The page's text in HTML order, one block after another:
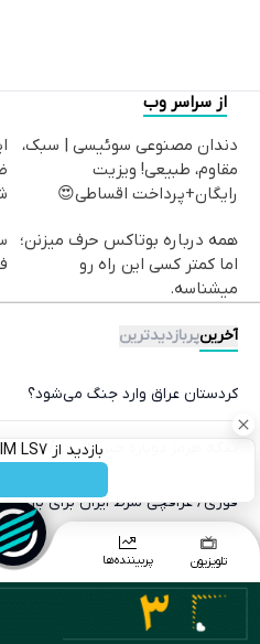
از سراسر وب
دندان مصنوعی سوئیسی | سبک،
مقاوم، طبیعی! ویزیت
رایگان+پرداخت اقساطی😍
همه درباره بوتاکس حرف میزنن؛
اما کمتر کسی این راه رو
میشناسه.
آخرینپربازدیدترین
کردستان عراق وارد جنگ می‌شود؟
تنگه هرمز دوباره خبرساز شد/
فوری/ عراقچی شرط ایران برای
جزئیات
قیمت لبنیات سر به فلک کشید
تلویزیون پربیننده‌ها